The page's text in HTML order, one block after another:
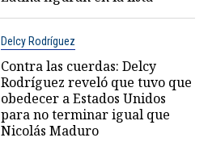
Delcy Rodríguez
Contra las cuerdas: Delcy
Rodríguez reveló que tuvo que
obedecer a Estados Unidos
para no terminar igual que
Nicolás Maduro